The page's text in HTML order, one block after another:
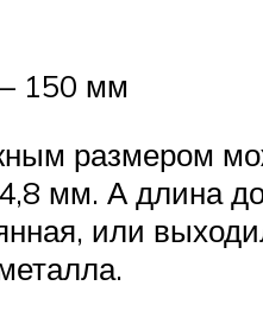
150 мм
размером
мм. А длина
или